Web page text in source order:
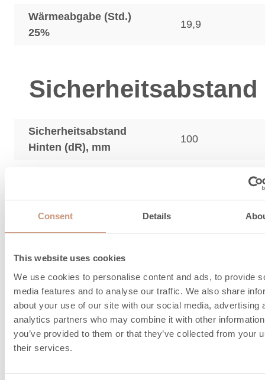
Consent Details
This website uses cookies
We use cookies to personalise content and ads, to provide
media features and to analyse our traffic. We also share
about your use of our site with our social media, advertising
analytics partners who may combine it with other
you’ve provided to them or that they’ve collected from your
their services.
Wärmeabgabe (Std.)
25%
19,9
Sicherheitsabstand
Sicherheitsabstand
Hinten (dR), mm
100
Sicherheitsabstand
Oben
Sicherheitsabstand
Vorn (dP), mm
und